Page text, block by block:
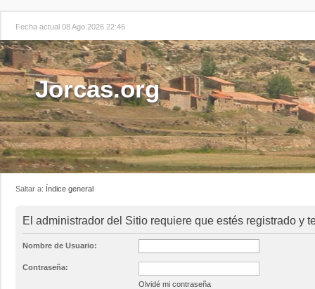
Fecha actual 08 Ago 2026 22:46
Jorcas.org
Saltar a: Índice general
El administrador del Sitio requiere que estés registrado y
Nombre de Usuario:
Contraseña:
Olvidé mi contraseña